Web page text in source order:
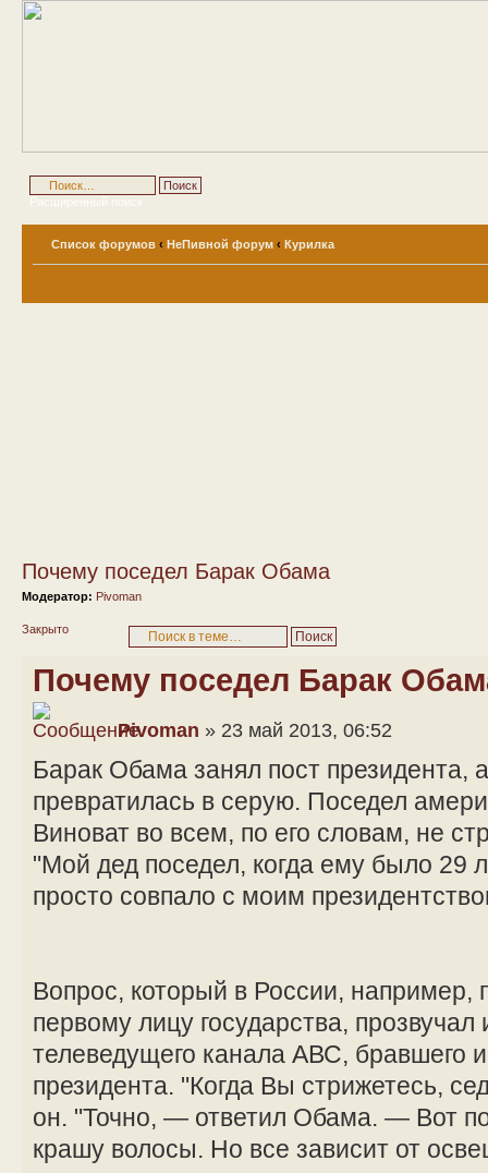
Расширенный поиск
Список форумов ‹ НеПивной форум ‹ Курилка
Почему поседел Барак Обама
Модератор: Pivoman
Закрыто
Почему поседел Барак
Pivoman » 23 май 2013, 06:52
Барак Обама занял пост президента,
превратилась в серую. Поседел
Виноват во всем, по его словам, не
"Мой дед поседел, когда ему было 29
просто совпало с моим
Вопрос, который в России, например,
первому лицу государства,
телеведущего канала АВС, бравшего
президента. "Когда Вы стрижетесь,
он. "Точно, — ответил Обама. — Вот
крашу волосы. Но все зависит от